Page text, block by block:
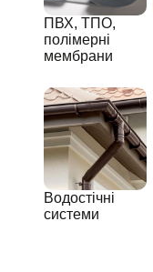
ПВХ, ТПО,
полімерні
мембрани
Водостічні
системи